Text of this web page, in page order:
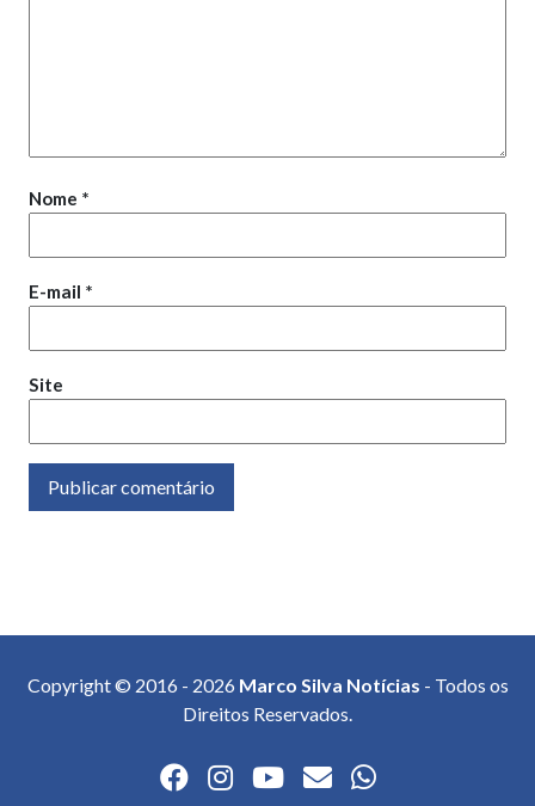
Nome *
E-mail *
Site
Copyright © 2016 - 2026 Marco Silva Notícias - Todos os
Direitos Reservados.